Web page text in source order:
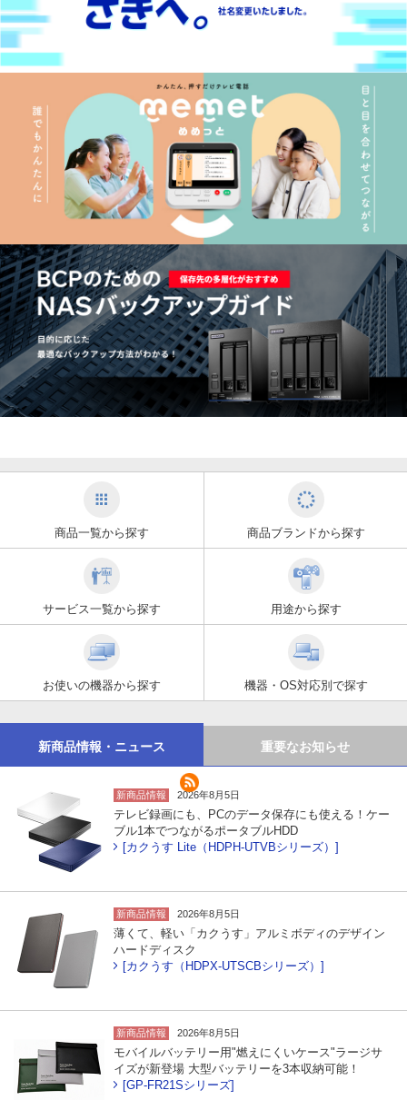
商品一覧から探す 商品ブランドから探す
サービス一覧から探す 用途から探す
お使いの機器から探す 機器・OS対応別で探す
新商品情報・ニュース
新商品情報 2026年8月5日
テレビ録画にも、PCのデータ保存にも使える！ケー
ブル1本でつながるポータブルHDD
[カクうす Lite（HDPH-UTVBシリーズ）]
新商品情報 2026年8月5日
薄くて、軽い「カクうす」アルミボディのデザイン
ハードディスク
[カクうす（HDPX-UTSCBシリーズ）]
新商品情報 2026年8月5日
モバイルバッテリー用"燃えにくいケース"ラージサ
イズが新登場 大型バッテリーを3本収納可能！
[GP-FR21Sシリーズ]
重要なお知らせ